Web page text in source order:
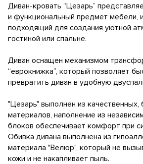
Диван-кровать “Цезарь”
и функциональный предмет мебели,
подходящий для создания уютной
гостиной или спальне.
Диван оснащен механизмом
“еврокнижка”, который позволяет
превратить диван в удобную
"Цезарь" выполнен из качественных,
материалов, наполнение из
блоков обеспечивает комфорт при
Обивка дивана выполнена из
материала "Велюр", который не
кожи и не накапливает пыль.